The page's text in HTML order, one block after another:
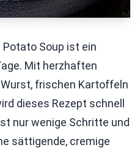
Potato Soup ist ein
Mit herzhaften
frischen Kartoffeln
dieses Rezept schnell
nur wenige Schritte und
sättigende, cremige